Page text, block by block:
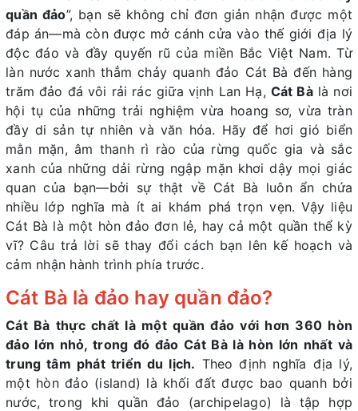
quần đảo”, bạn sẽ không chỉ đơn giản nhận được một
đáp án—mà còn được mở cánh cửa vào thế giới địa lý
độc đáo và đầy quyến rũ của miền Bắc Việt Nam. Từ
làn nước xanh thẳm chảy quanh đảo Cát Bà đến hàng
trăm đảo đá vôi rải rác giữa vịnh Lan Hạ, Cát Bà là nơi
hội tụ của những trải nghiệm vừa hoang sơ, vừa tràn
đầy di sản tự nhiên và văn hóa. Hãy để hơi gió biển
mằn mặn, âm thanh rì rào của rừng quốc gia và sắc
xanh của những dải rừng ngập mặn khơi dậy mọi giác
quan của bạn—bởi sự thật về Cát Bà luôn ẩn chứa
nhiều lớp nghĩa mà ít ai khám phá trọn vẹn. Vậy liệu
Cát Bà là một hòn đảo đơn lẻ, hay cả một quần thể kỳ
vĩ? Câu trả lời sẽ thay đổi cách bạn lên kế hoạch và
cảm nhận hành trình phía trước.
Cát Bà là đảo hay quần đảo?
Cát Bà thực chất là một quần đảo với hơn 360 hòn
đảo lớn nhỏ, trong đó đảo Cát Bà là hòn lớn nhất và
trung tâm phát triển du lịch. Theo định nghĩa địa lý,
một hòn đảo (island) là khối đất được bao quanh bởi
nước, trong khi quần đảo (archipelago) là tập hợp